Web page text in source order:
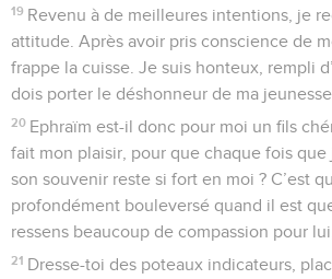
19 Revenu à de meilleures intentions, je
attitude. Après avoir pris conscience de
frappe la cuisse. Je suis honteux, rempli
dois porter le déshonneur de ma
20 Ephraïm est-il donc pour moi un fils
fait mon plaisir, pour que chaque fois
son souvenir reste si fort en moi ? C’est
profondément bouleversé quand il est
ressens beaucoup de compassion pour
21 Dresse-toi des poteaux indicateurs,